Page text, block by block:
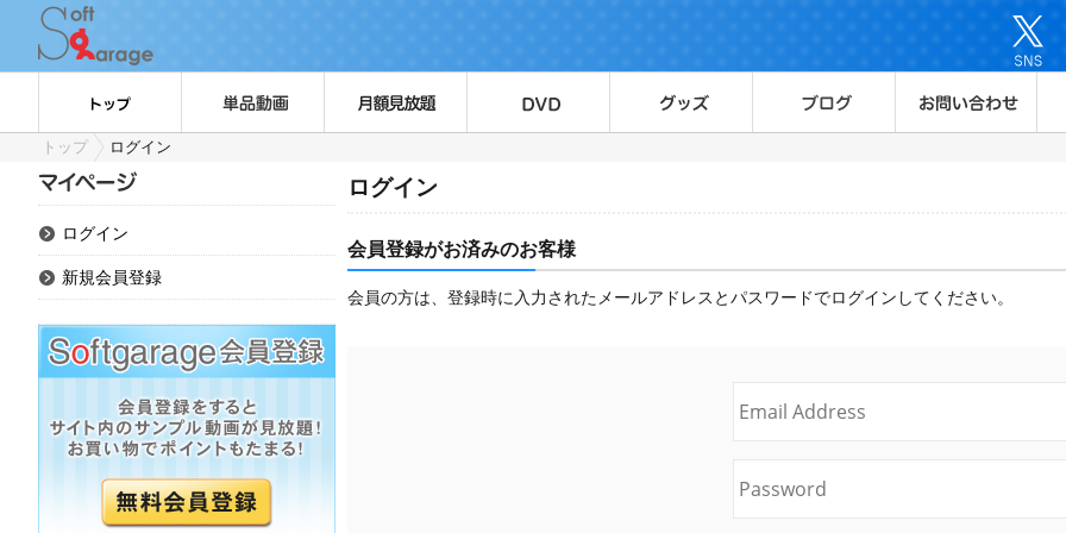
トップ ログイン
ログイン
新規会員登録
ログイン
会員登録がお済みのお客様
会員の方は、登録時に入力されたメールアドレスとパスワードでログインしてください。